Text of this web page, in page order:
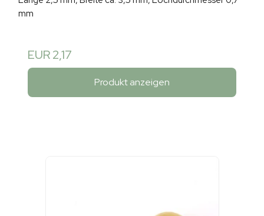
mm
EUR 2,17
Produkt anzeigen